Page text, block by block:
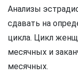
Анализы
сдавать на
цикла. Цикл
месячных и
месячных.